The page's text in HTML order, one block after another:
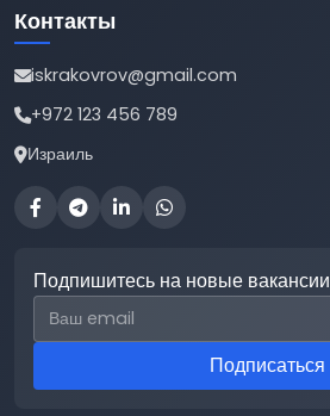
Контакты
iskrakovrov@gmail.com
+972 123 456 789
Израиль
Подпишитесь на новые вакансии
Email для подписки
Подписаться